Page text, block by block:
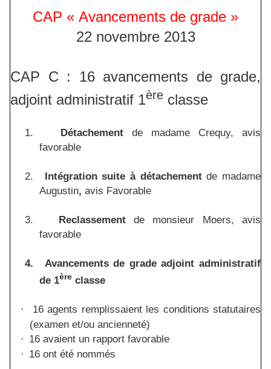
CAP « Avancements de grade »
22 novembre 2013
CAP C : 16 avancements de grade,
adjoint administratif 1ère classe
1. Détachement de madame Crequy, avis
favorable
2. Intégration suite à détachementde madame
Augustin, avis Favorable
3. Reclassementde monsieur Moers, avis
favorable
4.
Avancements de grade adjoint administratif
de 1ère classe
·
16 agents remplissaient les conditions statutaires
(examen et/ou ancienneté)
· 16 avaient un rapport favorable
· 16 ont été nommés